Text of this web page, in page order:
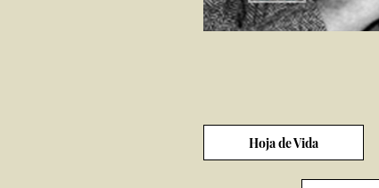
Hoja de Vida